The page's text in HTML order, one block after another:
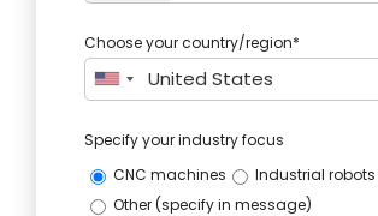
Choose your country/region*
Specify your industry focus
CNC machines
Industrial robots
Other (specify in message)